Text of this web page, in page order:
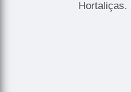
Hortaliças.